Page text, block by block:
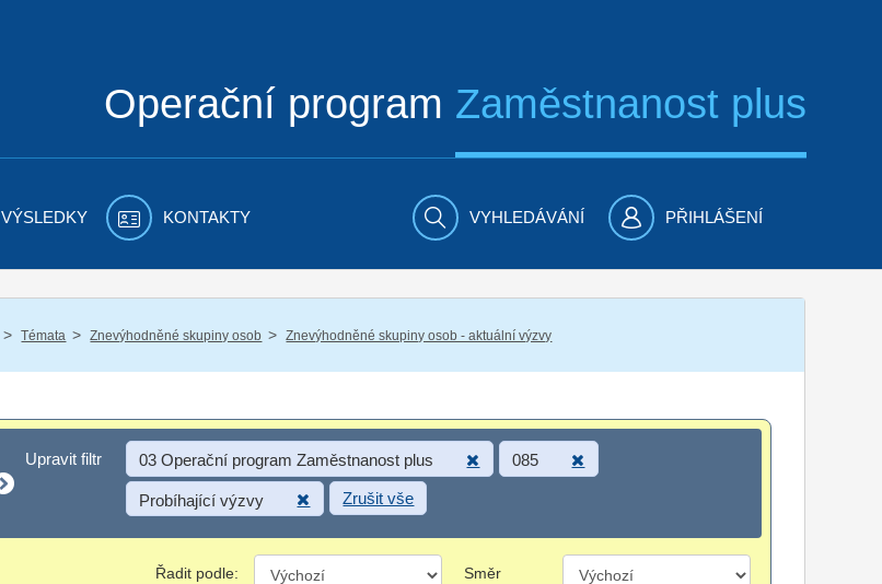
Operační program Zaměstnanost plus
VÝSLEDKY KONTAKTY VYHLEDÁVÁNÍ PŘIHLÁŠENÍ
/ Témata / Znevýhodněné skupiny osob / Znevýhodněné skupiny osob - aktuální výzvy
Upravit filtr
Upravit filtr 03 Operační program Zaměstnanost plus 085
Probíhající výzvy Zrušit vše
Řadit podle: Směr